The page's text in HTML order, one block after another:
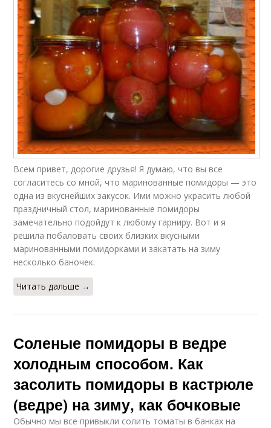
Всем привет, дорогие друзья! Я думаю, что вы все
согласитесь со мной, что маринованные помидоры — это
одна из вкуснейших закусок. Ими можно украсить любой
праздничный стол, маринованные помидоры
замечательно подойдут к любому гарниру. Вот и я
решила побаловать своих близких вкусными
маринованными помидорками и закатать на зиму
несколько баночек.
Читать дальше →
Соленые помидоры в ведре
холодным способом. Как
засолить помидоры в кастрюле
(ведре) на зиму, как бочковые
Обычно мы все привыкли солить томаты в банках на